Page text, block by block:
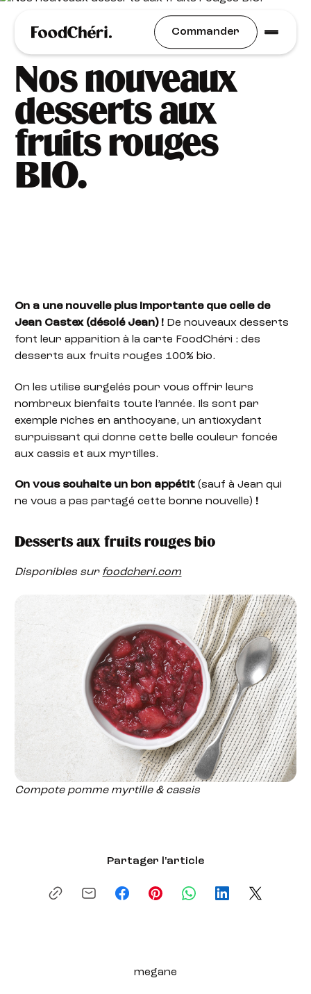
Commander
Idées Recettes
Nos nouveaux
desserts aux
fruits rouges
BIO.
On a une nouvelle plus importante que celle de
Jean Castex (désolé Jean) ! De nouveaux desserts
font leur apparition à la carte FoodChéri : des
desserts aux fruits rouges 100% bio.
On les utilise surgelés pour vous offrir leurs
nombreux bienfaits toute l’année. Ils sont par
exemple riches en anthocyane, un antioxydant
surpuissant qui donne cette belle couleur foncée
aux cassis et aux myrtilles.
On vous souhaite un bon appétit(sauf à Jean qui
ne vous a pas partagé cette bonne nouvelle) !
Desserts aux fruits rouges bio
Disponibles sur foodcheri.com
Compote pomme myrtille & cassis
Partager l'article
megane